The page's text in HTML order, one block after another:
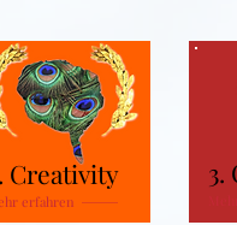
Creativity
erfahren
3.